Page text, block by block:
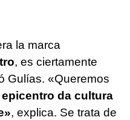
la marca
, es ciertamente
Gulías. «Queremos
epicentro da cultura
, explica. Se trata de